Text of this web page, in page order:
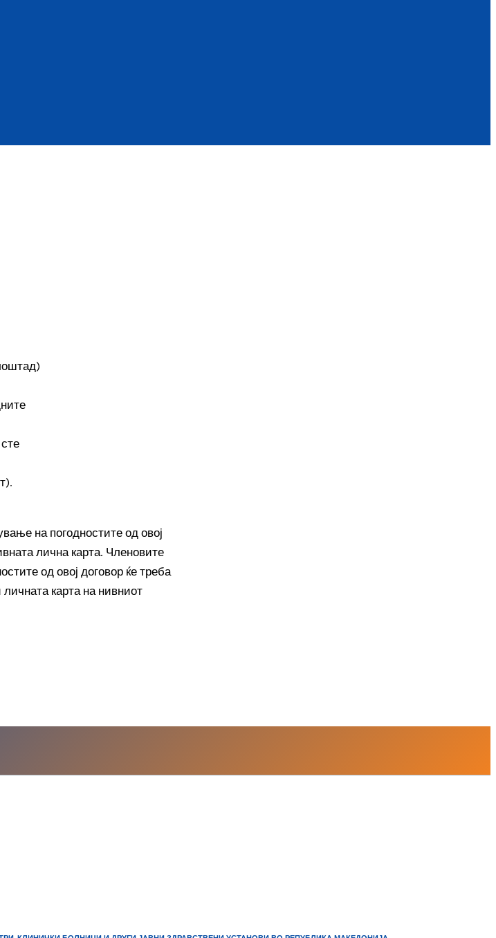
на погодностите од овој
лична карта. Членовите
од овој договор ќе треба
карта на нивниот